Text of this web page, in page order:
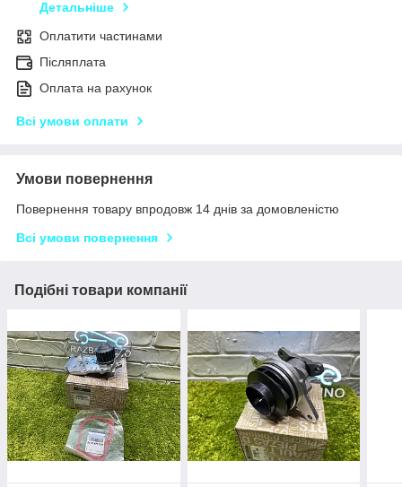
Детальніше
Оплатити частинами
Післяплата
Оплата на рахунок
Всі умови оплати
Умови повернення
Повернення товару впродовж 14 днів за домовленістю
Всі умови повернення
Подібні товари компанії